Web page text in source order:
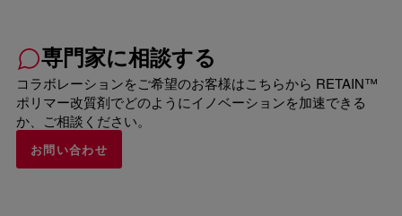
専門家に相談する
コラボレーションをご希望のお客様はこちらから RETAIN™
ポリマー改質剤でどのようにイノベーションを加速できる
か、ご相談ください。
お問い合わせ